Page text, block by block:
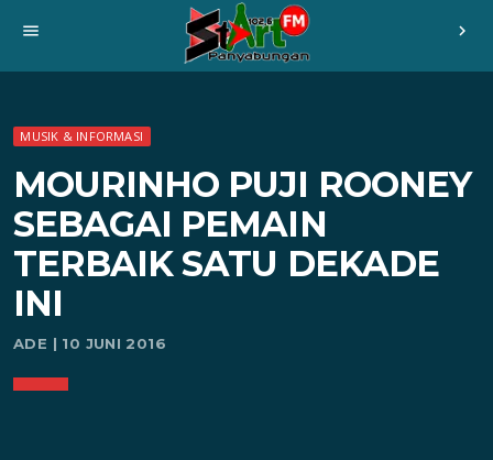
menu chevron_right
MUSIK & INFORMASI
MOURINHO PUJI ROONEY
SEBAGAI PEMAIN
TERBAIK SATU DEKADE
INI
ADE | 10 JUNI 2016